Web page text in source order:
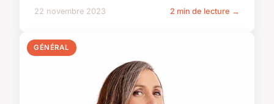
22 novembre 2023 2 min de lecture →
GÉNÉRAL